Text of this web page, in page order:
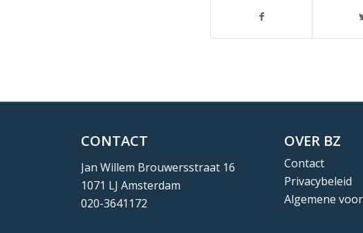
CONTACT
Jan Willem Brouwersstraat 16
1071 LJ Amsterdam
020-3641172
OVER BZ
Contact
Privacybeleid
Algemene